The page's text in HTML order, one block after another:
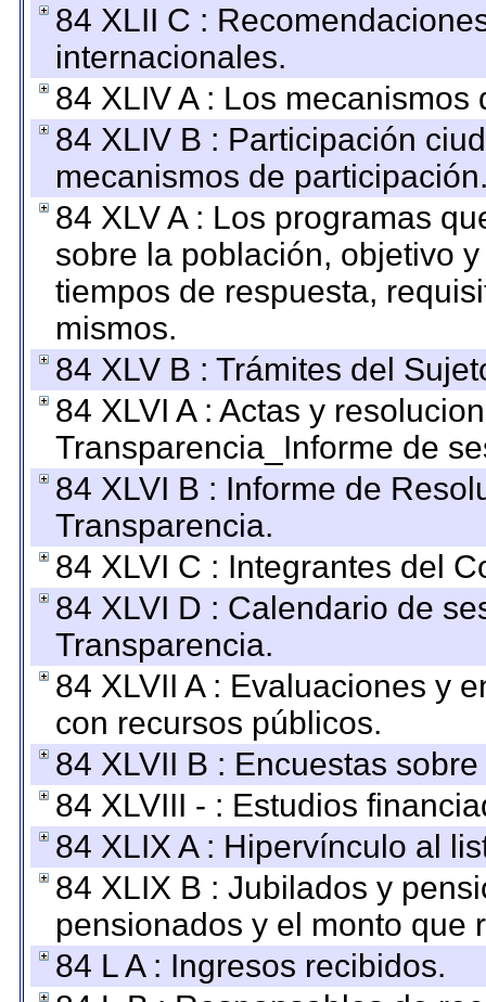
84 XLII C :
internacionales.
84 XLIV A : Los
84 XLIV B : Participación
mecanismos de
84 XLV A : Los programas
sobre la población, objetivo
tiempos de respuesta,
mismos.
84 XLV B : Trámites del
84 XLVI A : Actas y
Transparencia_Informe de
84 XLVI B : Informe de
Transparencia.
84 XLVI C : Integrantes del
84 XLVI D : Calendario de
Transparencia.
84 XLVII A : Evaluaciones y
con recursos públicos.
84 XLVII B : Encuestas
84 XLVIII - : Estudios
84 XLIX A : Hipervínculo al
84 XLIX B : Jubilados y
pensionados y el monto que
84 L A : Ingresos recibidos.